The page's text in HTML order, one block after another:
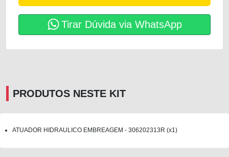
Tirar Dúvida via WhatsApp
PRODUTOS NESTE KIT
ATUADOR HIDRAULICO EMBREAGEM - 306202313R (x1)